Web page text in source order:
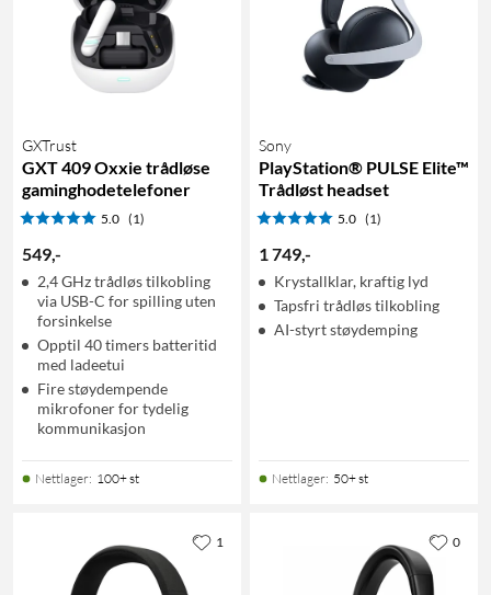
GXTrust
GXT 409 Oxxie trådløse
gaminghodetelefoner
5.0 (1)
549,-
2,4 GHz trådløs tilkobling
via USB-C for spilling uten
forsinkelse
Opptil 40 timers batteritid
med ladeetui
Fire støydempende
mikrofoner for tydelig
kommunikasjon
Nettlager: 100+ st
Sony
PlayStation® PULSE Elite™
Trådløst headset
5.0 (1)
1 749,-
Krystallklar, kraftig lyd
Tapsfri trådløs tilkobling
AI-styrt støydemping
Nettlager: 50+ st
1 0